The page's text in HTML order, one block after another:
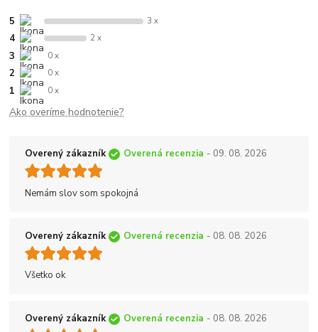
5 3 x
4 2 x
3 0 x
2 0 x
1 0 x
Ako overíme hodnotenie?
Overený zákazník Overená recenzia - 09. 08. 2026
Nemám slov som spokojná
Overený zákazník Overená recenzia - 08. 08. 2026
Všetko ok
Overený zákazník Overená recenzia - 08. 08. 2026